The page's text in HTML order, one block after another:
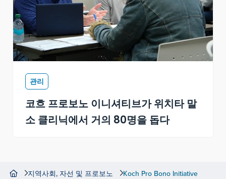
관리
코흐 프로보노 이니셔티브가 위치타 말
소 클리닉에서 거의 80명을 돕다
지역사회, 자선 및 프로보노 Koch Pro Bono Initiative